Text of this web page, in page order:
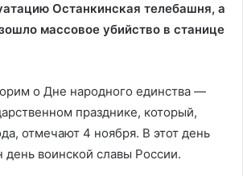
Останкинская телебашня, а
массовое убийство в станице
о Дне народного единства —
празднике, который,
отмечают 4 ноября. В этот день
день воинской славы России.